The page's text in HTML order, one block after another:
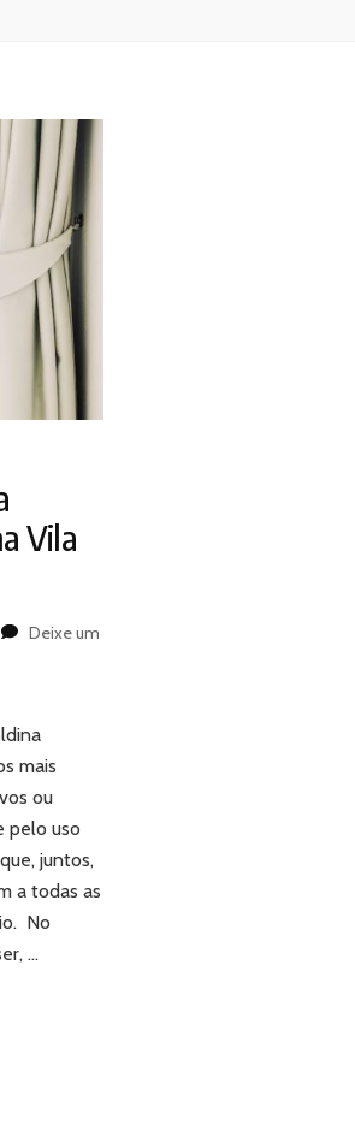
Vila
Deixe um
mais
ou
pelo uso
juntos,
a todas as
No
…